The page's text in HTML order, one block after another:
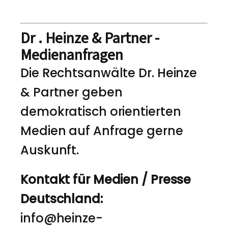
Dr . Heinze & Partner -
Medienanfragen
Die Rechtsanwälte Dr. Heinze
& Partner geben
demokratisch orientierten
Medien auf Anfrage gerne
Auskunft.
Kontakt für Medien / Presse
Deutschland:
info@heinze-